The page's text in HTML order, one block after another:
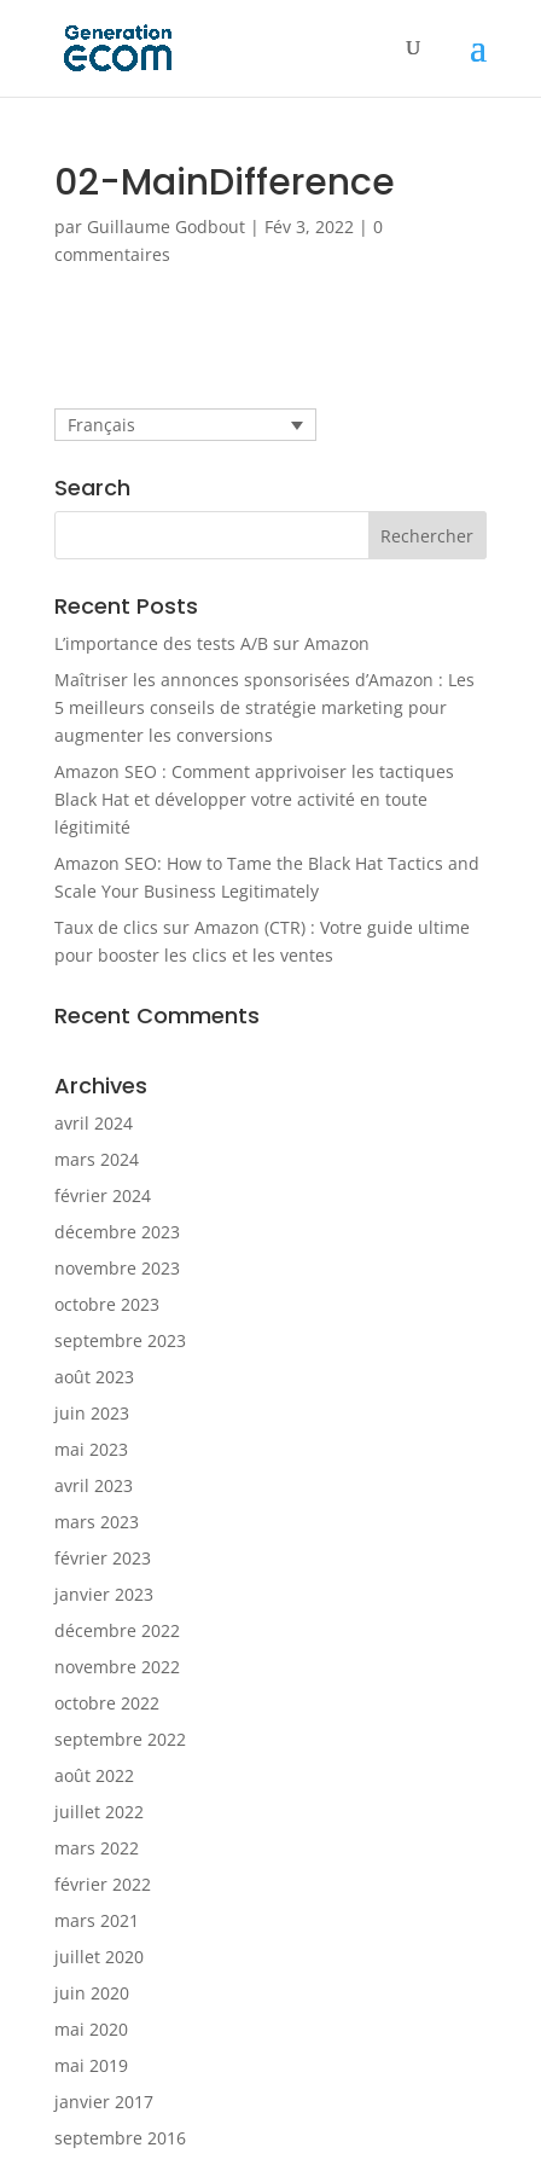
02-MainDifference
par Guillaume Godbout| Fév 3, 2022| 0
commentaires
Français
Search
Recent Posts
L’importance des tests A/B sur Amazon
Maîtriser les annonces sponsorisées d’Amazon : Les
5 meilleurs conseils de stratégie marketing pour
augmenter les conversions
Amazon SEO : Comment apprivoiser les tactiques
Black Hat et développer votre activité en toute
légitimité
Amazon SEO: How to Tame the Black Hat Tactics and
Scale Your Business Legitimately
Taux de clics sur Amazon (CTR) : Votre guide ultime
pour booster les clics et les ventes
Recent Comments
Archives
avril 2024
mars 2024
février 2024
décembre 2023
novembre 2023
octobre 2023
septembre 2023
août 2023
juin 2023
mai 2023
avril 2023
mars 2023
février 2023
janvier 2023
décembre 2022
novembre 2022
octobre 2022
septembre 2022
août 2022
juillet 2022
mars 2022
février 2022
mars 2021
juillet 2020
juin 2020
mai 2020
mai 2019
janvier 2017
septembre 2016